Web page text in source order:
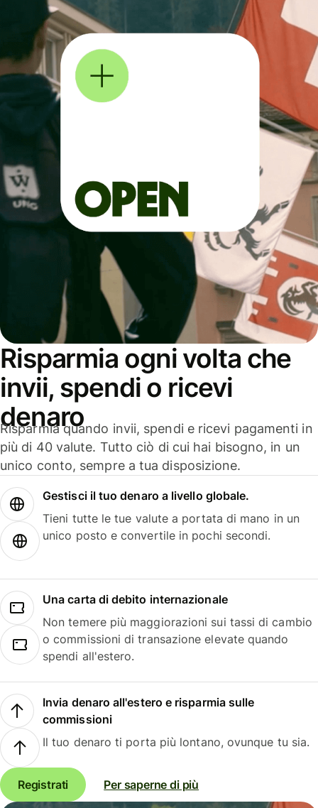
Risparmia ogni volta che
invii, spendi o ricevi
denaro
Risparmia quando invii, spendi e ricevi pagamenti in
più di 40 valute. Tutto ciò di cui hai bisogno, in un
unico conto, sempre a tua disposizione.
Gestisci il tuo denaro a livello globale.
Tieni tutte le tue valute a portata di mano in un
unico posto e convertile in pochi secondi.
Una carta di debito internazionale
Non temere più maggiorazioni sui tassi di cambio
o commissioni di transazione elevate quando
spendi all'estero.
Invia denaro all'estero e risparmia sulle
commissioni
Il tuo denaro ti porta più lontano, ovunque tu sia.
Registrati Per saperne di più